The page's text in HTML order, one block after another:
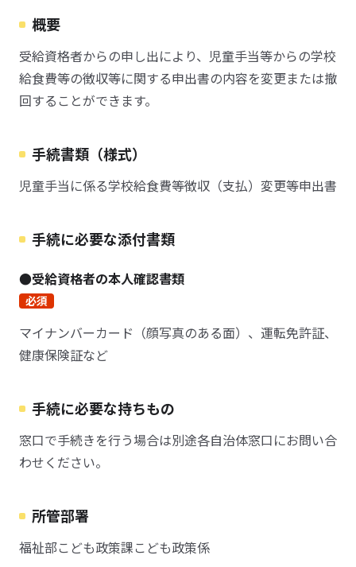
概要
受給資格者からの申し出により、児童手当等からの学校
給食費等の徴収等に関する申出書の内容を変更または撤
回することができます。
手続書類（様式）
児童手当に係る学校給食費等徴収（支払）変更等申出書
手続に必要な添付書類
●受給資格者の本人確認書類
必須
マイナンバーカード（顔写真のある面）、運転免許証、
健康保険証など
手続に必要な持ちもの
窓口で手続きを行う場合は別途各自治体窓口にお問い合
わせください。
所管部署
福祉部こども政策課こども政策係